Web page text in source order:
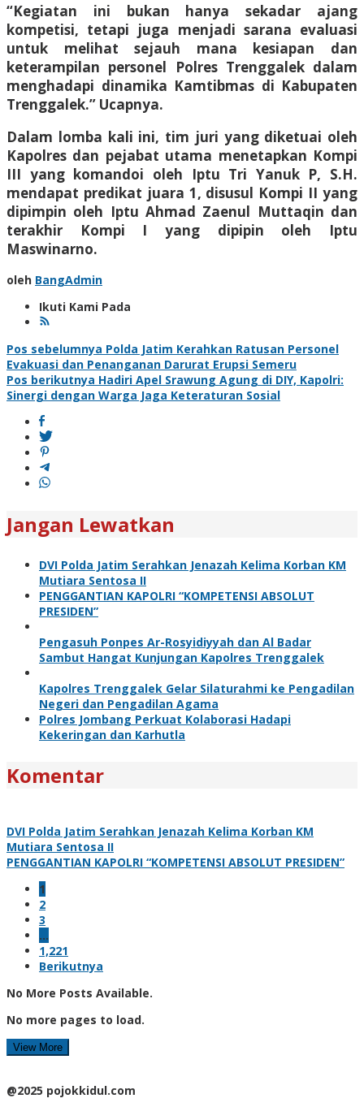
“Kegiatan ini bukan hanya sekadar ajang
kompetisi, tetapi juga menjadi sarana evaluasi
untuk melihat sejauh mana kesiapan dan
keterampilan personel Polres Trenggalek dalam
menghadapi dinamika Kamtibmas di Kabupaten
Trenggalek.” Ucapnya.
Dalam lomba kali ini, tim juri yang diketuai oleh
Kapolres dan pejabat utama menetapkan Kompi
III yang komandoi oleh Iptu Tri Yanuk P, S.H.
mendapat predikat juara 1, disusul Kompi II yang
dipimpin oleh Iptu Ahmad Zaenul Muttaqin dan
terakhir Kompi I yang dipipin oleh Iptu
Maswinarno.
oleh BangAdmin
Ikuti Kami Pada
Navigasi
pos
Pos sebelumnya Polda Jatim Kerahkan Ratusan Personel
Evakuasi dan Penanganan Darurat Erupsi Semeru
Pos berikutnya Hadiri Apel Srawung Agung di DIY, Kapolri:
Sinergi dengan Warga Jaga Keteraturan Sosial
Jangan Lewatkan
DVI Polda Jatim Serahkan Jenazah Kelima Korban KM
Mutiara Sentosa II
PENGGANTIAN KAPOLRI “KOMPETENSI ABSOLUT
PRESIDEN”
Pengasuh Ponpes Ar-Rosyidiyyah dan Al Badar
Sambut Hangat Kunjungan Kapolres Trenggalek
Kapolres Trenggalek Gelar Silaturahmi ke Pengadilan
Negeri dan Pengadilan Agama
Polres Jombang Perkuat Kolaborasi Hadapi
Kekeringan dan Karhutla
Komentar
DVI Polda Jatim Serahkan Jenazah Kelima Korban KM
Mutiara Sentosa II
PENGGANTIAN KAPOLRI “KOMPETENSI ABSOLUT PRESIDEN”
1
2
3
…
1,221
Berikutnya
No More Posts Available.
No more pages to load.
View More
@2025 pojokkidul.com